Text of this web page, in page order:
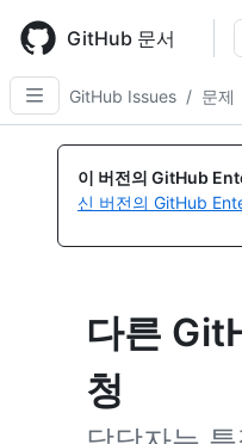
main
content
GitHub 문서
GitHub Issues / 문제
이 버전의 GitHub
신 버전의 GitHub
다른
청